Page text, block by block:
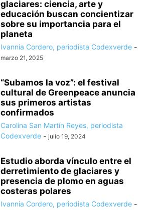
glaciares: ciencia, arte y
educación buscan concientizar
sobre su importancia para el
planeta
Ivannia Cordero, periodista Codexverde -
marzo 21, 2025
“Subamos la voz”: el festival
cultural de Greenpeace anuncia
sus primeros artistas
confirmados
Carolina San Martín Reyes, periodista
Codexverde - julio 19, 2024
Estudio aborda vínculo entre el
derretimiento de glaciares y
presencia de plomo en aguas
costeras polares
Ivannia Cordero, periodista Codexverde -